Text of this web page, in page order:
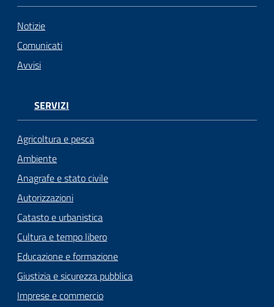
Notizie
Comunicati
Avvisi
SERVIZI
Agricoltura e pesca
Ambiente
Anagrafe e stato civile
Autorizzazioni
Catasto e urbanistica
Cultura e tempo libero
Educazione e formazione
Giustizia e sicurezza pubblica
Imprese e commercio